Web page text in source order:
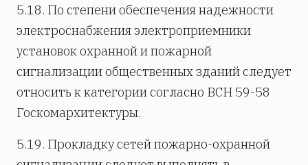
5.18. По степени обеспечения надежности
электроснабжения электроприемники
установок охранной и пожарной
сигнализации общественных зданий следует
относить к категории согласно ВСН 59-58
Госкомархитектуры.
5.19. Прокладку сетей пожарно-охранной